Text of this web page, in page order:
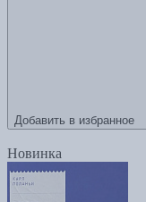
Добавить в избранное
Новинка